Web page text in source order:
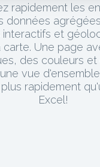
rapidement les
données
interactifs et
carte. Une page
des couleurs
vue
rapidement
Excel!